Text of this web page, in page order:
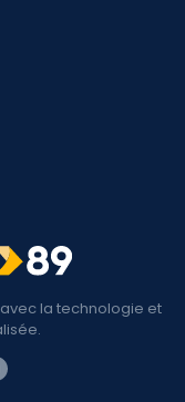
la technologie et